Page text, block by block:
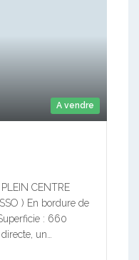
A vendre
CENTRE
) En bordure de
: 660
un…